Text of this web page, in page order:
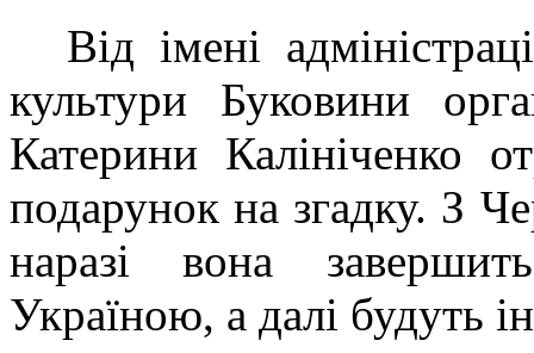
Від імені
культури Буковини
Катерини Калініченко
подарунок на згадку. З
наразі вона
Україною, а далі будуть